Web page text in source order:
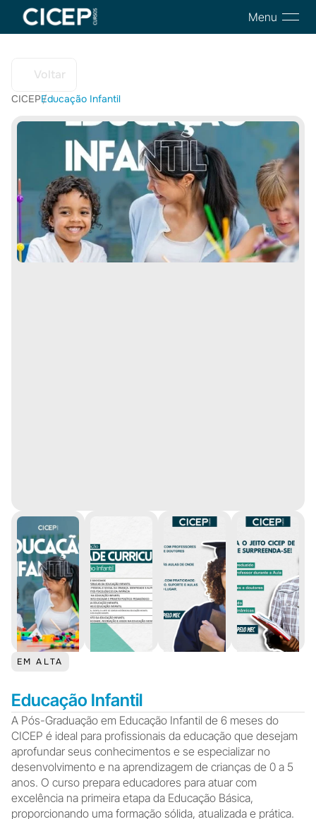
Menu
Voltar
CICEP/
Educação Infantil
EM ALTA
Educação Infantil
A Pós-Graduação em Educação Infantil de 6 meses do
CICEP é ideal para profissionais da educação que desejam
aprofundar seus conhecimentos e se especializar no
desenvolvimento e na aprendizagem de crianças de 0 a 5
anos. O curso prepara educadores para atuar com
excelência na primeira etapa da Educação Básica,
proporcionando uma formação sólida, atualizada e prática.